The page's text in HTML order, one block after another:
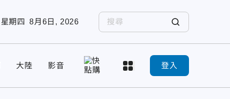
星期四 8月6日, 2026
大陸 影音 登入